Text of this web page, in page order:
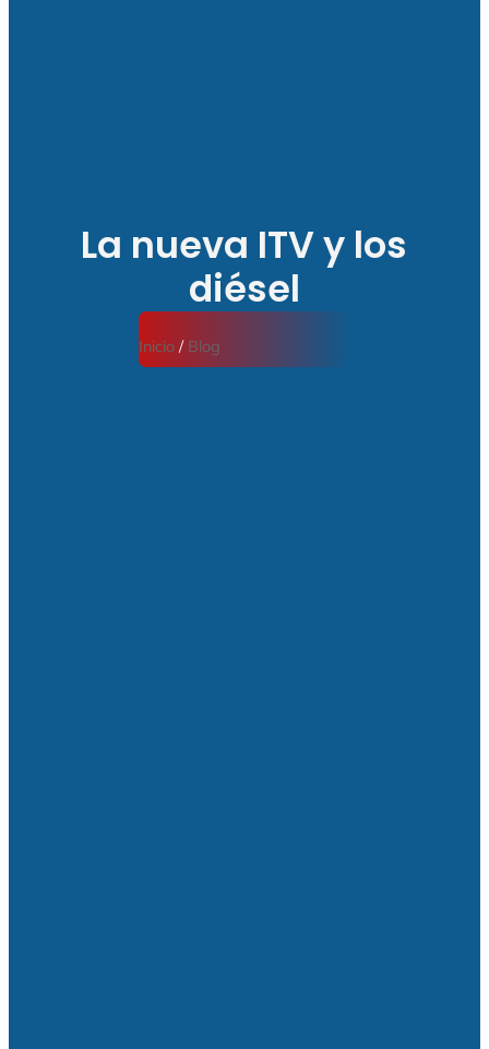
La nueva ITV y los
diésel
Inicio/ Blog